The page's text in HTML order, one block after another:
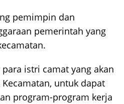
pemimpin dan
pemerintah yang
istri camat yang akan
Kecamatan, untuk dapat
program-program kerja